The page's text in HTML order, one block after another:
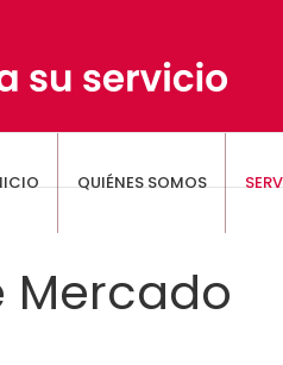
QUIÉNES SOMOS
Mercado